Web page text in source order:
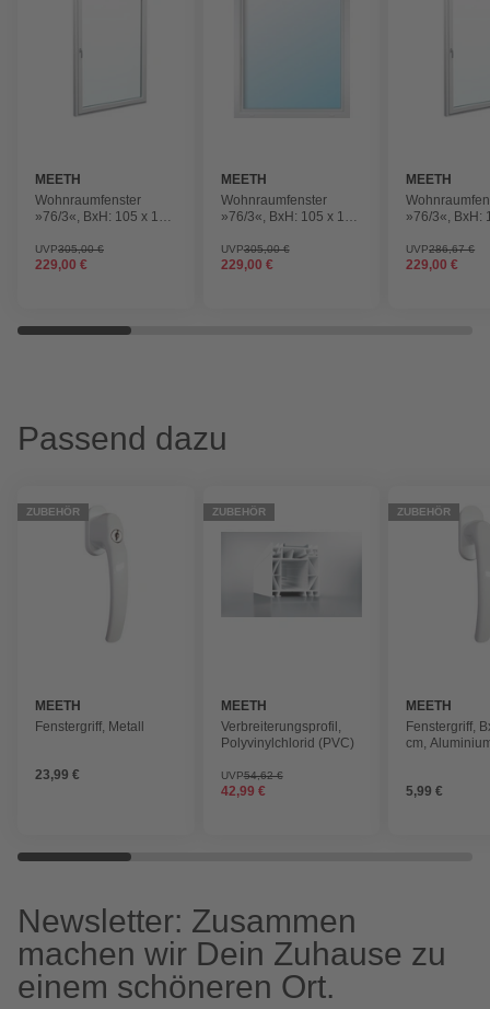
MEETH
Wohnraumfenster
»76/3«, BxH: 105 x 135
Kipp
UVP305,00 €
229,00 €
MEETH
Wohnraumfenster
»76/3«, BxH: 105 x 135
Kipp
UVP305,00 €
229,00 €
MEETH
»76/3«, BxH:
Kipp
UVP286,67 €
229,00 €
Passend dazu
ZUBEHÖR
MEETH
Fenstergriff, Metall
23,99 €
ZUBEHÖR
MEETH
Verbreiterungsprofil,
Polyvinylchlorid (PVC)
UVP54,62 €
42,99 €
ZUBEHÖR
MEETH
Fenstergriff,
cm,
5,99 €
Newsletter: Zusammen
machen wir Dein Zuhause zu
einem schöneren Ort.